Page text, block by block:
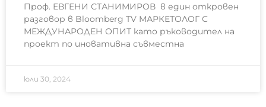
Проф. ЕВГЕНИ СТАНИМИРОВ в един откровен
разговор в Bloomberg TV МАРКЕТОЛОГ С
МЕЖДУНАРОДЕН ОПИТ като ръководител на
проект по иновативна съвместна
юли 30, 2024